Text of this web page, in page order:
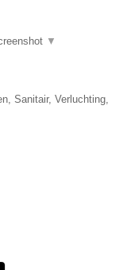
▼
Sanitair, Verluchting,